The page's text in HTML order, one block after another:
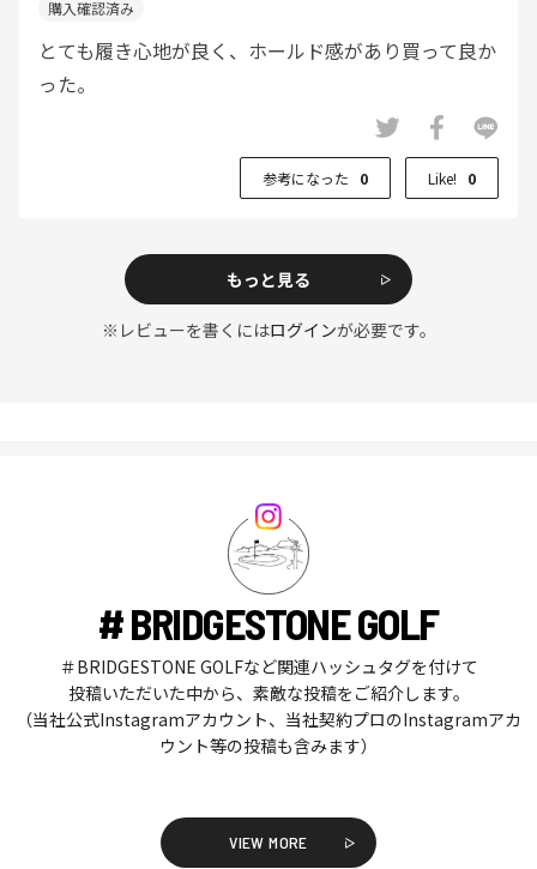
とても履き心地が良く、ホールド感があり買って良か
った。
参考になった 0 Like! 0
もっと見る
※レビューを書くにはログインが必要です。
# BRIDGESTONE GOLF
＃BRIDGESTONE GOLFなど関連ハッシュタグを付けて
投稿いただいた中から、素敵な投稿をご紹介します。
（当社公式Instagramアカウント、当社契約プロのInstagramアカ
ウント等の投稿も含みます）
VIEW MORE